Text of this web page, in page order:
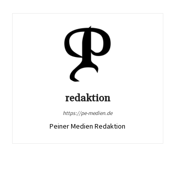
redaktion
https://pe-medien.de
Peiner Medien Redaktion